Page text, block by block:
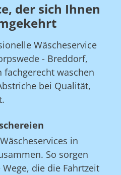
der sich Ihnen
Wäscheservice
- Breddorf,
waschen
bei Qualität,
in
So sorgen
die die Fahrtzeit